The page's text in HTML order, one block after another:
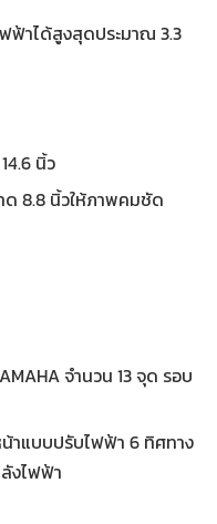
ฟ้าได้สูงสุดประมาณ 3.3
นิ้ว
ด 8.8 นิ้วให้ภาพคมชัด
จำนวน 13 จุด รอบ
าแบบปรับไฟฟ้า 6 ทิศทาง
งไฟฟ้า